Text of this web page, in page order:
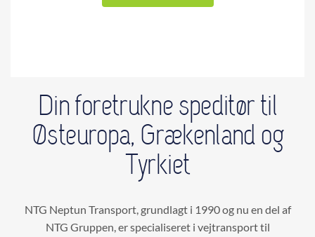
Din foretrukne speditør til
Østeuropa, Grækenland og
Tyrkiet
NTG Neptun Transport, grundlagt i 1990 og nu en del af
NTG Gruppen, er specialiseret i vejtransport til